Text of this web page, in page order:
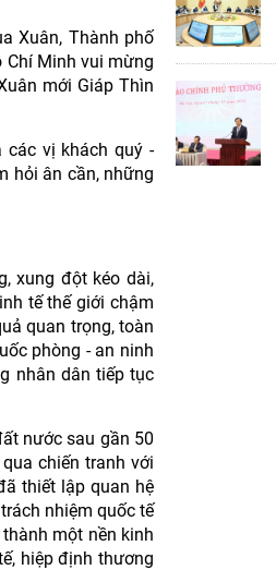
Xuân, Thành phố
Chí Minh vui mừng
mới Giáp Thìn
vị khách quý -
hỏi ân cần, những
xung đột kéo dài,
tế thế giới chậm
quan trọng, toàn
phòng - an ninh
nhân dân tiếp tục
nước sau gần 50
chiến tranh với
thiết lập quan hệ
nhiệm quốc tế
một nền kinh
hiệp định thương